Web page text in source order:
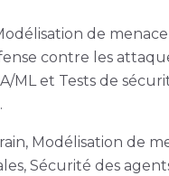
de
contre les
ML et Tests de
Modélisation de
Sécurité des